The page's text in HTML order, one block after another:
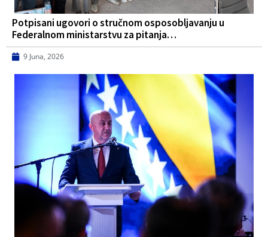
Potpisani ugovori o stručnom osposobljavanju u
Federalnom ministarstvu za pitanja…
9 Juna, 2026